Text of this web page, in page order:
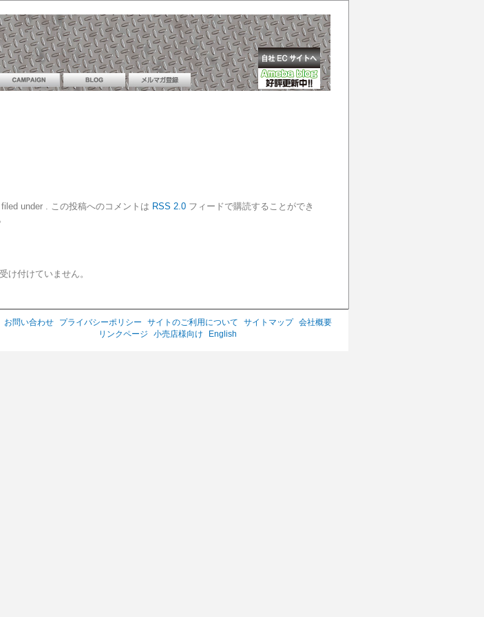
under . この投稿へのコメントは RSS 2.0 フィードで購読することができ
け付けていません。
お問い合わせ プライバシーポリシー サイトのご利用について サイトマップ
会社概要
リンクページ
小売店様向け English